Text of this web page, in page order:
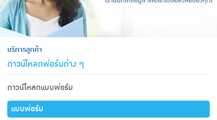
บริการลูกค้า
ดาวน์โหลดฟอร์มต่าง ๆ
ดาวน์โหลดแบบฟอร์ม
แบบฟอร์ม